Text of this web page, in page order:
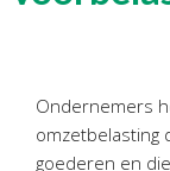
Tijdelijk
Personeel &
Ondernemers
omzetbelasting
goederen en